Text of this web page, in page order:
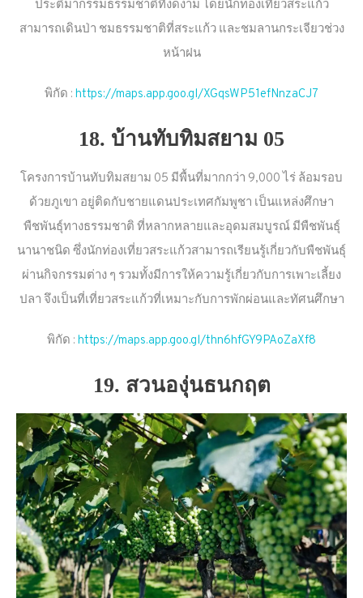
ประติมากรรมธรรมชาติที่งดงาม โดยนักท่องเที่ยวสระแก้ว
สามารถเดินป่า ชมธรรมชาติที่สระแก้ว และชมลานกระเจียวช่วง
หน้าฝน
พิกัด : https://maps.app.goo.gl/XGqsWP51efNnzaCJ7
18. บ้านทับทิมสยาม 05
โครงการบ้านทับทิมสยาม 05 มีพื้นที่มากกว่า 9,000 ไร่ ล้อมรอบ
ด้วยภูเขา อยู่ติดกับชายแดนประเทศกัมพูชา เป็นแหล่งศึกษา
พืชพันธุ์ทางธรรมชาติ ที่หลากหลายและอุดมสมบูรณ์ มีพืชพันธุ์
นานาชนิด ซึ่งนักท่องเที่ยวสระแก้วสามารถเรียนรู้เกี่ยวกับพืชพันธุ์
ผ่านกิจกรรมต่าง ๆ รวมทั้งมีการให้ความรู้เกี่ยวกับการเพาะเลี้ยง
ปลา จึงเป็นที่เที่ยวสระแก้วที่เหมาะกับการพักผ่อนและทัศนศึกษา
พิกัด : https://maps.app.goo.gl/thn6hfGY9PAoZaXf8
19. สวนองุ่นธนกฤต